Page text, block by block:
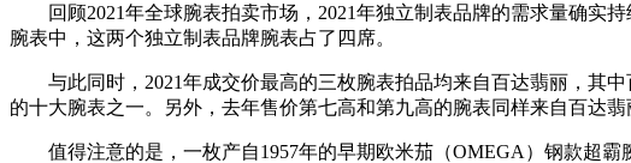
回顾2021年全球腕表拍卖市场，2021年独立制表品牌的需求量确实持
腕表中，这两个独立制表品牌腕表占了四席。
与此同时，2021年成交价最高的三枚腕表拍品均来自百达翡丽，其中
的十大腕表之一。另外，去年售价第七高和第九高的腕表同样来自百达翡
值得注意的是，一枚产自1957年的早期欧米茄（OMEGA）钢款超霸